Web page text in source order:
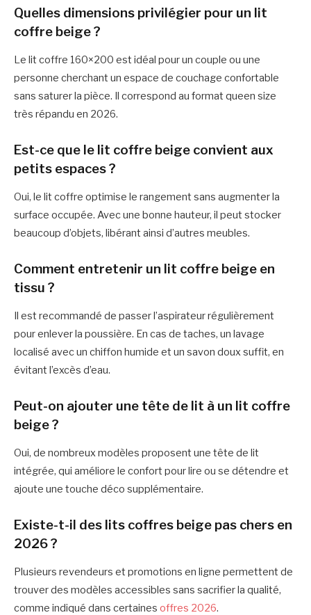
Quelles dimensions privilégier pour un lit
coffre beige ?
Le lit coffre 160×200 est idéal pour un couple ou une
personne cherchant un espace de couchage confortable
sans saturer la pièce. Il correspond au format queen size
très répandu en 2026.
Est-ce que le lit coffre beige convient aux
petits espaces ?
Oui, le lit coffre optimise le rangement sans augmenter la
surface occupée. Avec une bonne hauteur, il peut stocker
beaucoup d’objets, libérant ainsi d’autres meubles.
Comment entretenir un lit coffre beige en
tissu ?
Il est recommandé de passer l’aspirateur régulièrement
pour enlever la poussière. En cas de taches, un lavage
localisé avec un chiffon humide et un savon doux suffit, en
évitant l’excès d’eau.
Peut-on ajouter une tête de lit à un lit coffre
beige ?
Oui, de nombreux modèles proposent une tête de lit
intégrée, qui améliore le confort pour lire ou se détendre et
ajoute une touche déco supplémentaire.
Existe-t-il des lits coffres beige pas chers en
2026 ?
Plusieurs revendeurs et promotions en ligne permettent de
trouver des modèles accessibles sans sacrifier la qualité,
comme indiqué dans certaines offres 2026.